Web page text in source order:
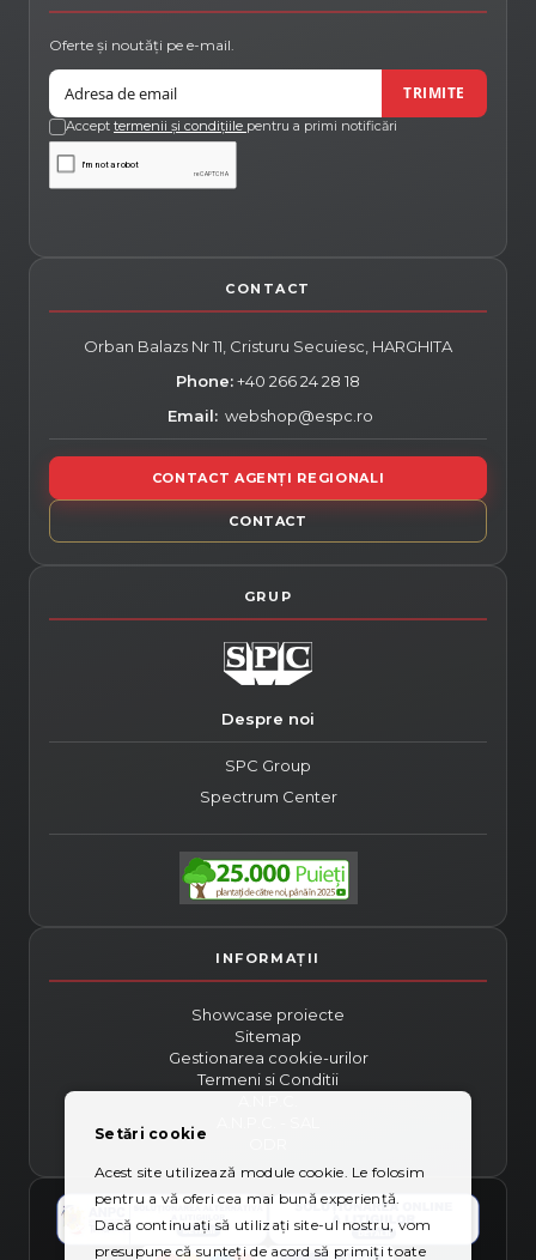
Oferte și noutăți pe e-mail.
Email
TRIMITE
Accept termenii și condițiile pentru a primi notificări
Orban Balazs Nr 11, Cristuru Secuiesc, HARGHITA
Phone:+40 266 24 28 18
Email: webshop@espc.ro
CONTACT AGENȚI REGIONALI
CONTACT
Despre noi
SPC Group
Spectrum Center
Showcase proiecte
Sitemap
Gestionarea cookie-urilor
Termeni si Conditii
Setări cookie
Acest site utilizează module cookie. Le folosim
pentru a vă oferi cea mai bună experiență.
Dacă continuați să utilizați site-ul nostru, vom
presupune că sunteți de acord să primiți toate